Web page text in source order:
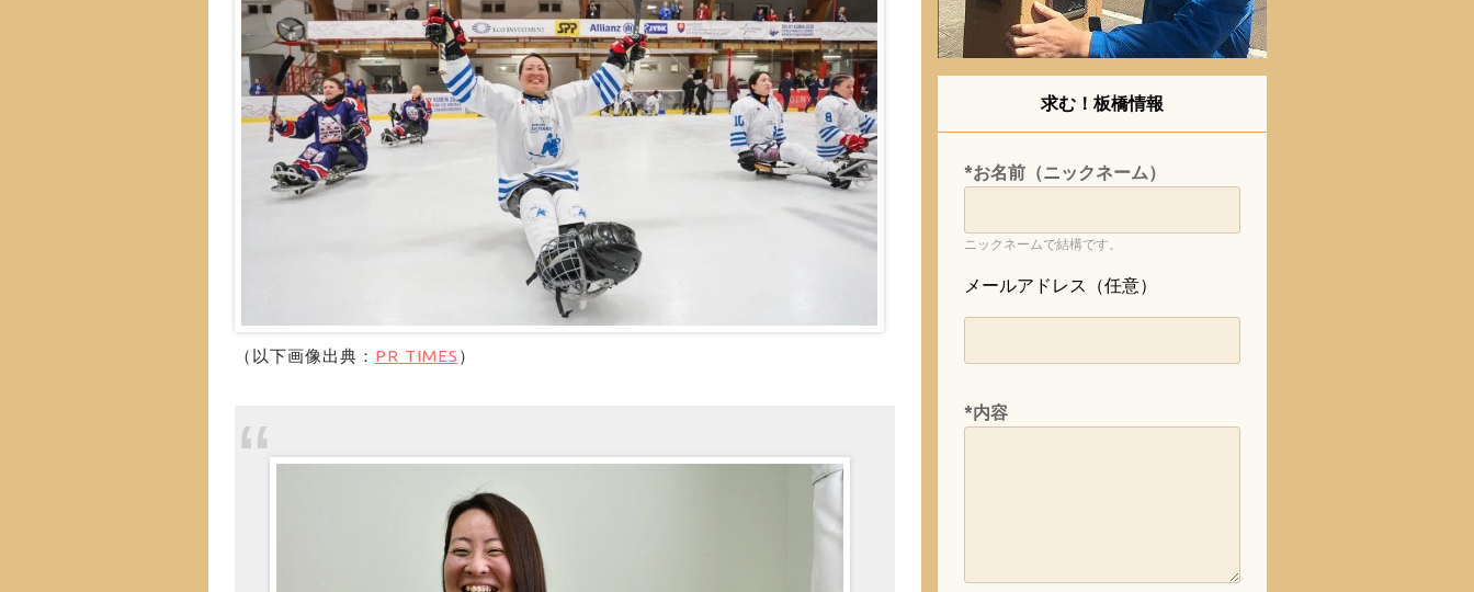
（以下画像出典： PR TIMES ）
求む！板橋情報
*お名前（ニックネーム）
ニックネームで結構です。
メールアドレス（任意）
*内容